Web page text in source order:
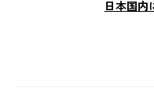
日本国内